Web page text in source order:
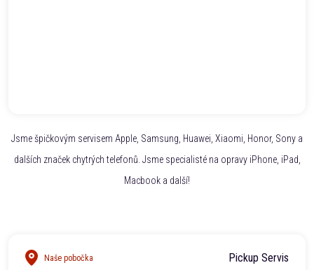
Jsme špičkovým servisem Apple, Samsung, Huawei, Xiaomi, Honor, Sony a
dalších značek chytrých telefonů. Jsme specialisté na opravy iPhone, iPad,
Macbook a další!
Naše pobočka
Pickup Servis